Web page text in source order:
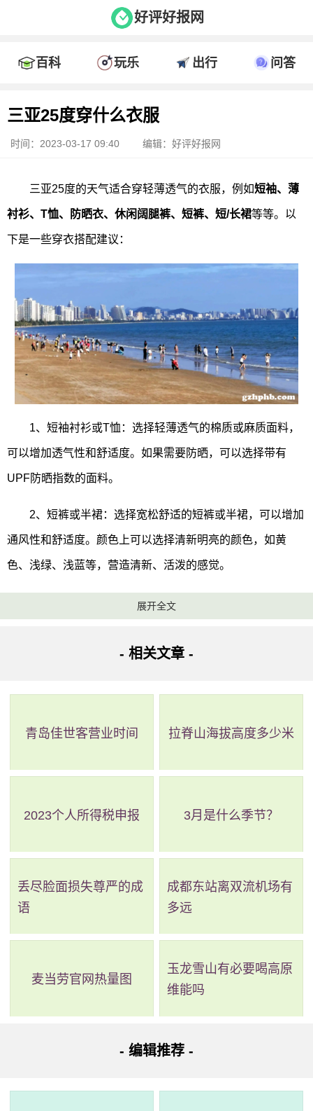
好评好报网
百科 玩乐 出行 问答
三亚25度穿什么衣服
时间：2023-03-17 09:40 编辑：好评好报网
三亚25度的天气适合穿轻薄透气的衣服，例如短袖、薄
衬衫、T恤、防晒衣、休闲阔腿裤、短裤、短/长裙等等。以
下是一些穿衣搭配建议：
1、短袖衬衫或T恤：选择轻薄透气的棉质或麻质面料，
可以增加透气性和舒适度。如果需要防晒，可以选择带有
UPF防晒指数的面料。
2、短裤或半裙：选择宽松舒适的短裤或半裙，可以增加
通风性和舒适度。颜色上可以选择清新明亮的颜色，如黄
色、浅绿、浅蓝等，营造清新、活泼的感觉。
3、凉鞋或拖鞋：由于天气比较热，穿凉鞋或拖鞋有利于
4、饰品：无论男女，都可以选择一些轻便的配饰来提升
整体的时尚度和阳光气息。
总之，在三亚25℃的气温下，穿衣应以舒适度为主，同
的心情。
展开全文
- 相关文章 -
青岛佳世客营业时间 拉脊山海拔高度多少米
2023个人所得税申报 3月是什么季节？
丢尽脸面损失尊严的成
语
成都东站离双流机场有
多远
麦当劳官网热量图
玉龙雪山有必要喝高原
维能吗
- 编辑推荐 -